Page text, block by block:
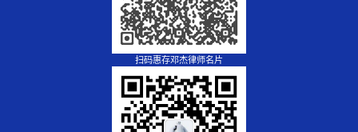
扫码惠存邓杰律师名片